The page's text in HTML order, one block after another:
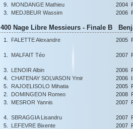
9.
MONDANGE Mathieu 2004
3.
MEDJBEUR Wassim 2006
400 Nage Libre Messieurs - Finale B
1. FALETTE Alexandre 2005
1. MALFAIT Téo 2007
3. LENOIR Albin 2006
4.
CHATENAY SOLVASON Ymir 2006
5.
RAJOELISOLO Mihatia 2005
2.
DOMINGEON Romeo 2008
3.
MESROR Yannis 2007
4. SBRAGGIA Lisandru 2007
5.
LEFEVRE Bixente 2007